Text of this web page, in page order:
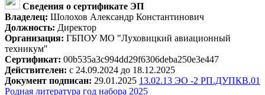
Сведения о сертификате ЭП
Владелец: Шолохов Александр Константинович
Должность: Директор
Организация: ГБПОУ МО "Луховицкий авиационный
техникум"
Сертификат: 00b535a3c994dd29f6306deba250e3e447
Действителен: с 24.09.2024 до 18.12.2025
Документ подписан: 29.01.2025 13.02.13 ЭО -2 РП.ДУПКВ.01
Родная литература год набора 2025_